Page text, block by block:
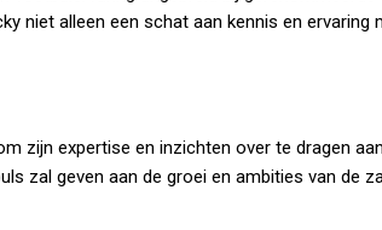
niet alleen een schat aan kennis en ervaring
zijn expertise en inzichten over te dragen
zal geven aan de groei en ambities van de